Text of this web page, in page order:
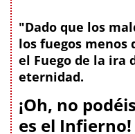
"Dado que los
los fuegos menos
el Fuego de la ira
eternidad.
¡Oh, no
es el Infierno!